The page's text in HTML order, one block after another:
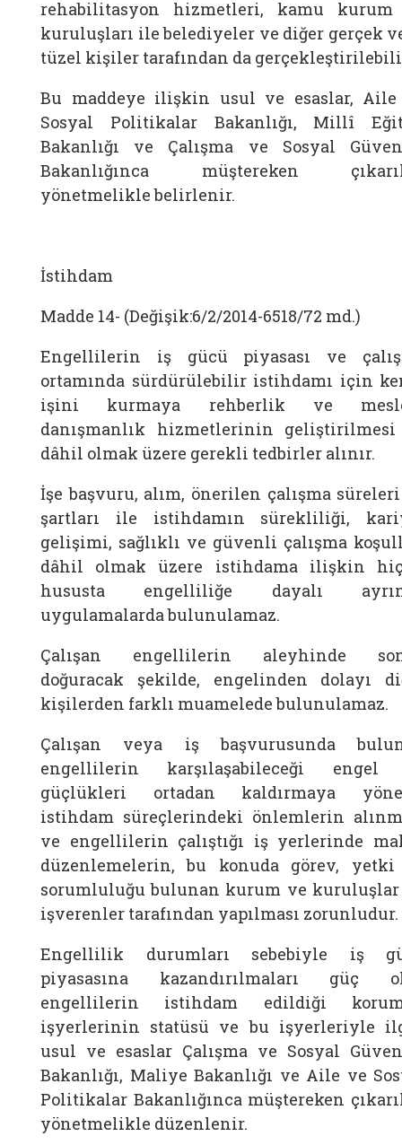
rehabilitasyon hizmetleri, kamu kurum
kuruluşları ile belediyeler ve diğer gerçek
tüzel kişiler tarafından da
Bu maddeye ilişkin usul ve esaslar,
Sosyal Politikalar Bakanlığı, Millî
Bakanlığı ve Çalışma ve Sosyal
Bakanlığınca müştereken
yönetmelikle belirlenir.
İstihdam
Madde 14- (Değişik:6/2/2014-6518/72 md.)
Engellilerin iş gücü piyasası ve
ortamında sürdürülebilir istihdamı için
işini kurmaya rehberlik ve
danışmanlık hizmetlerinin
dâhil olmak üzere gerekli tedbirler alınır.
İşe başvuru, alım, önerilen çalışma
şartları ile istihdamın sürekliliği,
gelişimi, sağlıklı ve güvenli çalışma
dâhil olmak üzere istihdama ilişkin
hususta engelliliğe dayalı
uygulamalarda bulunulamaz.
Çalışan engellilerin aleyhinde
doğuracak şekilde, engelinden dolayı
kişilerden farklı muamelede bulunulamaz.
Çalışan veya iş başvurusunda
engellilerin karşılaşabileceği engel
güçlükleri ortadan kaldırmaya
istihdam süreçlerindeki önlemlerin
ve engellilerin çalıştığı iş yerlerinde
düzenlemelerin, bu konuda görev,
sorumluluğu bulunan kurum ve
işverenler tarafından yapılması zorunludur.
Engellilik durumları sebebiyle iş
piyasasına kazandırılmaları güç
engellilerin istihdam edildiği
işyerlerinin statüsü ve bu işyerleriyle
usul ve esaslar Çalışma ve Sosyal
Bakanlığı, Maliye Bakanlığı ve Aile ve
Politikalar Bakanlığınca müştereken
yönetmelikle düzenlenir.